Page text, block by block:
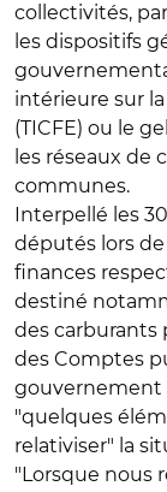
collectivités,
les dispositifs
intérieure sur
(TICFE) ou le
les réseaux de
communes.
Interpellé les
députés lors
finances
destiné
des carburants
des Comptes
gouvernement
"quelques
relativiser" la
"Lorsque nous